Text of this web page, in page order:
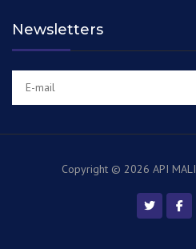
Newsletters
Copyright © 2026 API MALI